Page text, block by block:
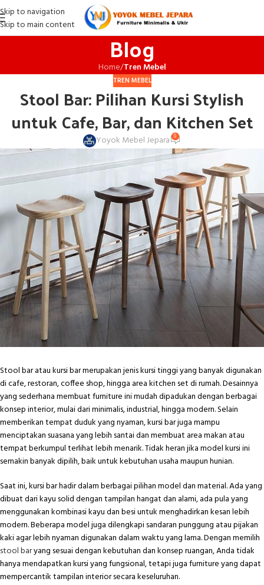
Skip to navigation
Skip to main content
Blog
Home/Tren Mebel
TREN MEBEL
Stool Bar: Pilihan Kursi Stylish
untuk Cafe, Bar, dan Kitchen Set
Yoyok Mebel Jepara 0
Stool bar atau kursi bar merupakan jenis kursi tinggi yang banyak digunakan
di cafe, restoran, coffee shop, hingga area kitchen set di rumah. Desainnya
yang sederhana membuat furniture ini mudah dipadukan dengan berbagai
konsep interior, mulai dari minimalis, industrial, hingga modern. Selain
memberikan tempat duduk yang nyaman, kursi bar juga mampu
menciptakan suasana yang lebih santai dan membuat area makan atau
tempat berkumpul terlihat lebih menarik. Tidak heran jika model kursi ini
semakin banyak dipilih, baik untuk kebutuhan usaha maupun hunian.
Saat ini, kursi bar hadir dalam berbagai pilihan model dan material. Ada yang
dibuat dari kayu solid dengan tampilan hangat dan alami, ada pula yang
menggunakan kombinasi kayu dan besi untuk menghadirkan kesan lebih
modern. Beberapa model juga dilengkapi sandaran punggung atau pijakan
kaki agar lebih nyaman digunakan dalam waktu yang lama. Dengan memilih
stool baryang sesuai dengan kebutuhan dan konsep ruangan, Anda tidak
hanya mendapatkan kursi yang fungsional, tetapi juga furniture yang dapat
mempercantik tampilan interior secara keseluruhan.